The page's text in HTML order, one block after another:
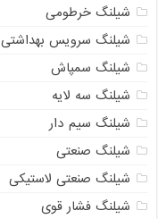
شیلنگ خرطومی
شیلنگ سرویس بهداشتی
شیلنگ سمپاش
شیلنگ سه لایه
شیلنگ سیم دار
شیلنگ صنعتی
شیلنگ صنعتی لاستیکی
شیلنگ فشار قوی